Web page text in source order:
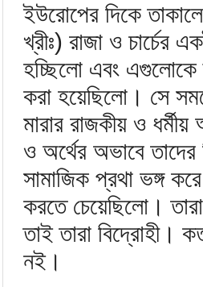
ইউরোপের দিকে
খ্রীঃ) রাজা ও চার্চের
হচ্ছিলো এবং এগুলোকে
করা হয়েছিলো। সে
মারার রাজকীয় ও
ও অর্থের অভাবে তাদের
সামাজিক প্রথা ভঙ্গ
করতে চেয়েছিলো।
তাই তারা বিদ্রোহী।
নই।